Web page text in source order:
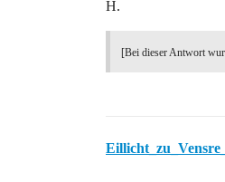
H.
[Bei dieser Antwort